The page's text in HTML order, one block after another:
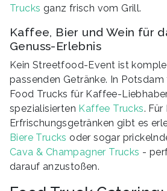
Trucks ganz frisch vom Grill.
Kaffee, Bier und Wein für
Genuss-Erlebnis
Kein Streetfood-Event ist
passenden Getränke. In
Food Trucks für Kaffee-
spezialisierten Kaffee Trucks. Für
Erfrischungsgetränken gibt es
Biere Trucks oder sogar
Cava & Champagner Trucks -
darauf anzustoßen.